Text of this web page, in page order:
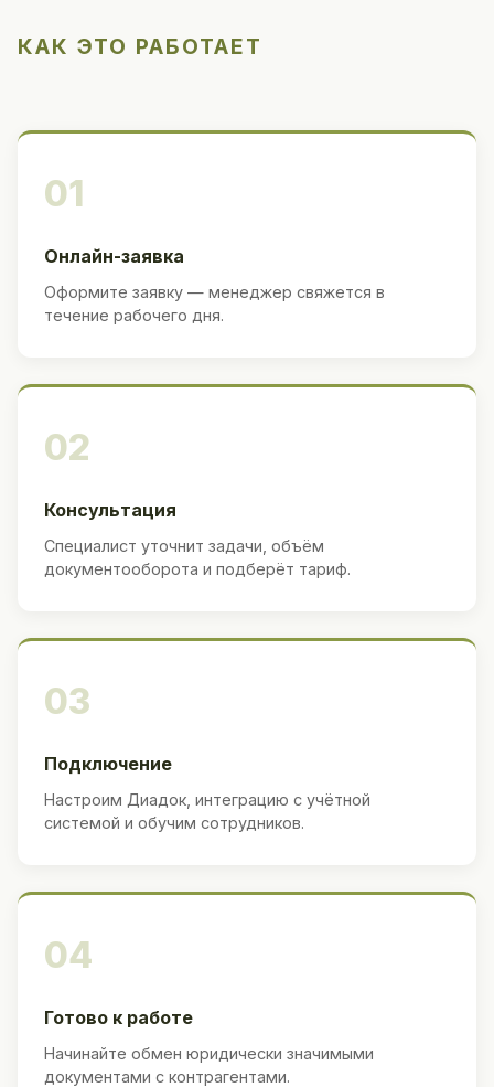
КАК ЭТО РАБОТАЕТ
01
Онлайн-заявка
Оформите заявку — менеджер свяжется в
течение рабочего дня.
02
Консультация
Специалист уточнит задачи, объём
документооборота и подберёт тариф.
03
Подключение
Настроим Диадок, интеграцию с учётной
системой и обучим сотрудников.
04
Готово к работе
Начинайте обмен юридически значимыми
документами с контрагентами.